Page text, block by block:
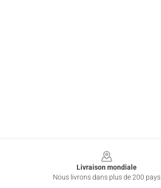
Livraison mondiale
Nous livrons dans plus de 200 pays